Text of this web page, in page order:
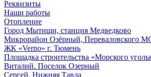
Реквизиты
Наши работы
Отопление
Город Мытищи, станция Медведково
Микрорайон Озёрный, Переваловского
ЖК «Verno» г. Тюмень
Площадка строительства «Морского
Виталий. Поселок Озерный
Сергей. Нижняя Тавда